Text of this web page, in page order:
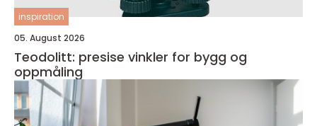
inspiration
05. August 2026
Teodolitt: presise vinkler for bygg og
oppmåling